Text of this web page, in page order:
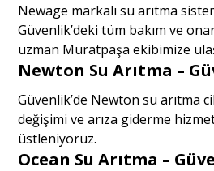
Newage markalı su arıtma
Güvenlik’deki tüm bakım ve
uzman Muratpaşa ekibimize
Newton Su Arıtma –
Güvenlik’de Newton su arıtma
değişimi ve arıza giderme
üstleniyoruz.
Ocean Su Arıtma –